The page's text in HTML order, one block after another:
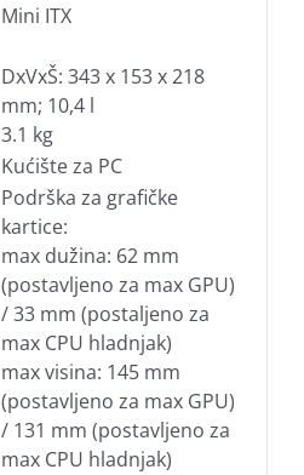
Mini ITX
DxVxŠ: 343 x 153 x 218
mm; 10,4 l
3.1 kg
Kućište za PC
Podrška za grafičke
kartice:
max dužina: 62 mm
(postavljeno za max GPU)
/ 33 mm (postaljeno za
max CPU hladnjak)
max visina: 145 mm
(postavljeno za max GPU)
/ 131 mm (postavljeno za
max CPU hladnjak)